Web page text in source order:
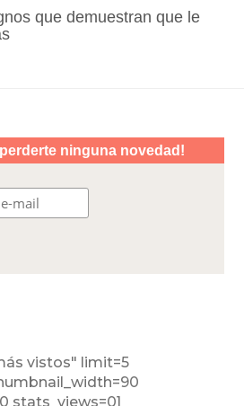
que demuestran que le
vistos" limit=5
stats_views=0]